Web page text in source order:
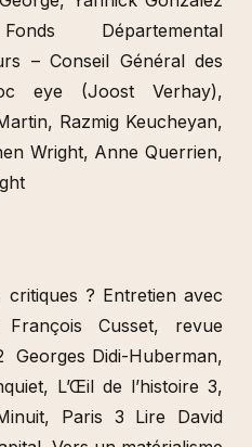
Radek Community +
R.E.P. Group,
réaliste (Ferenc Grof
Stalker (Francesco
Endre Tót, Jim Hubbard,
Yannick Gonzalez
eye (Joost Verhay),
Razmig Keucheyan,
Wright, Anne Querrien,